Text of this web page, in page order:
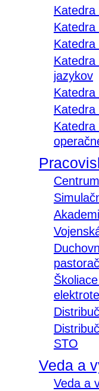
Katedra
Katedra
Katedra
jazykov
Katedra
Katedra
STO
Veda a
Veda a